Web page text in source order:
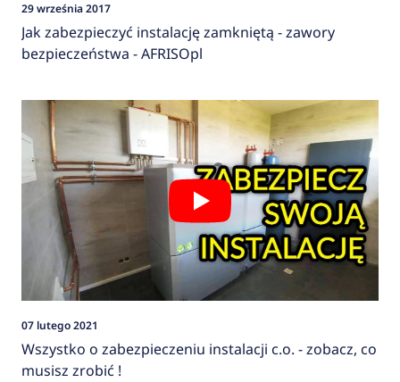
29 września 2017
Jak zabezpieczyć instalację zamkniętą - zawory
bezpieczeństwa - AFRISOpl
07 lutego 2021
Wszystko o zabezpieczeniu instalacji c.o. - zobacz, co
musisz zrobić !